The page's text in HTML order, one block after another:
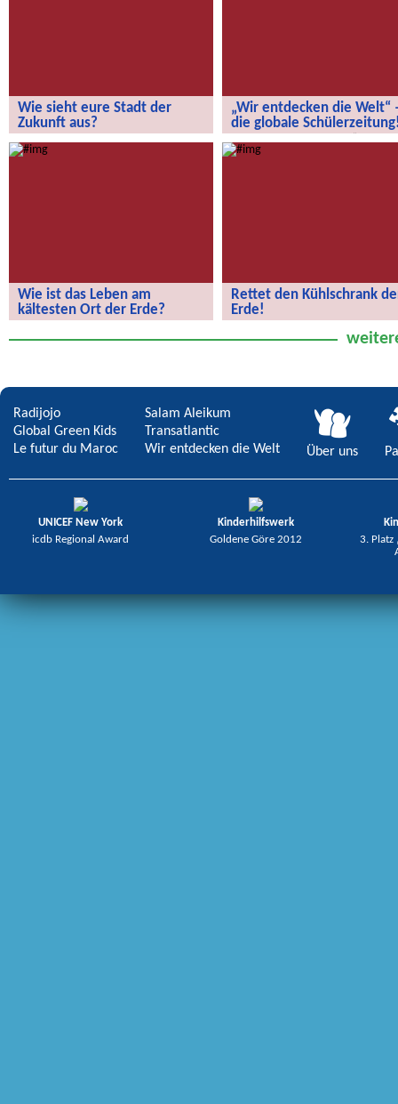
Wie sieht eure Stadt der
Zukunft aus?
Wie sieht eure Stadt der Zukunft aus?
„Wir entdecken die Welt“
die globale
„Wir entdecken die Welt“ – die
globale Schülerzeitung!
Wie ist das Leben am
kältesten Ort der Erde?
der Erde?
Rettet den Kühlschrank
Erde!
Radijojo
Global Green Kids
Le futur du Maroc
Salam Aleikum
Transatlantic
Wir entdecken die Welt
Über uns
UNICEF New York
icdb Regional Award
Kinderhilfswerk
Goldene Göre 2012
3. Platz